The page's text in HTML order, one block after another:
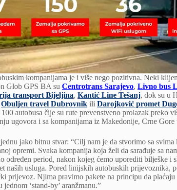
kompanijama je i više nego pozitivna. Neki
Glob GPS BA su Centrotrans Sarajevo, Livno bus
transport Bijeljina, Kantić Line Tešanj, dok su u
Obuljen travel Dubrovnik ili Darojković promet
autobusa čije su rute prevenstveno prolazak preko
ugovora i sa kompanijama iz Makedonije, Crne
jako bitnu stvar: “Cilj nam je da stvorimo sa
opremi. Svaka kompanija koja želi da sarađuje sa
određen period, nakon kojeg ćemo uporediti bilješke i
naših usluga. Pored linijskih autobuskih prijevoznika,
prijevoz. Njima pravimo pakete na principu da
‘stand-by’ aranžmanu.”